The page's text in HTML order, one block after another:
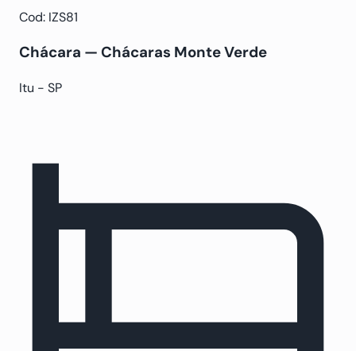
Cod: IZS81
Chácara — Chácaras Monte Verde
Itu - SP